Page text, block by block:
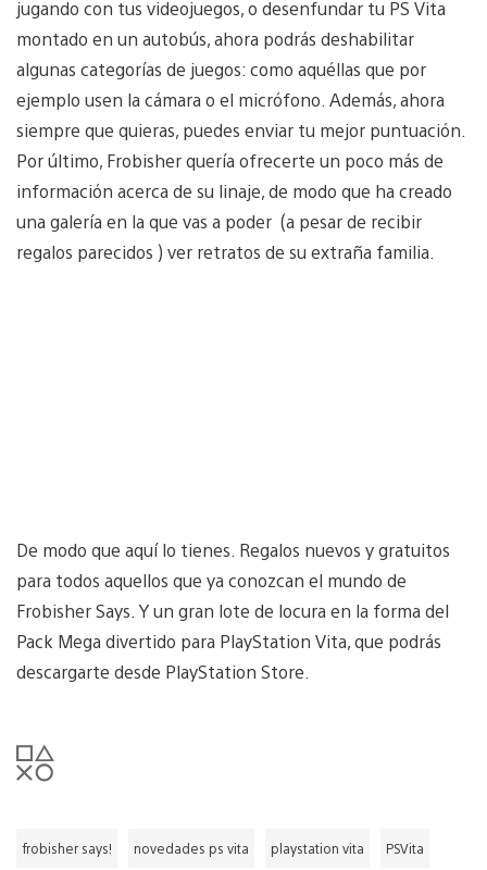
jugando con tus videojuegos, o desenfundar tu PS Vita
montado en un autobús, ahora podrás deshabilitar
algunas categorías de juegos: como aquéllas que por
ejemplo usen la cámara o el micrófono. Además, ahora
siempre que quieras, puedes enviar tu mejor puntuación.
Por último, Frobisher quería ofrecerte un poco más de
información acerca de su linaje, de modo que ha creado
una galería en la que vas a poder (a pesar de recibir
regalos parecidos ) ver retratos de su extraña familia.
De modo que aquí lo tienes. Regalos nuevos y gratuitos
para todos aquellos que ya conozcan el mundo de
Frobisher Says. Y un gran lote de locura en la forma del
Pack Mega divertido para PlayStation Vita, que podrás
descargarte desde PlayStation Store.
frobisher says! novedades ps vita playstation vita PSVita